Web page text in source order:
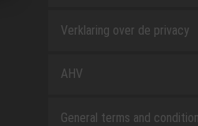
Verklaring over de privacy
AHV
General terms and